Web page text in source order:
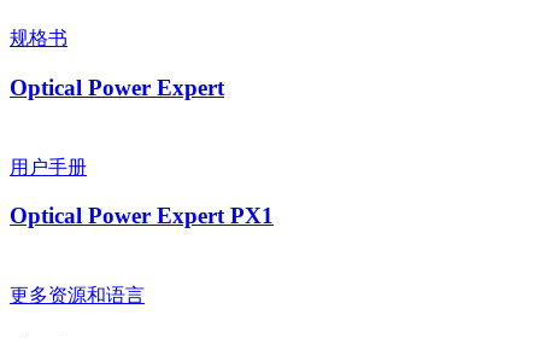
规格书
Optical Power Expert
用户手册
Optical Power Expert PX1
更多资源和语言